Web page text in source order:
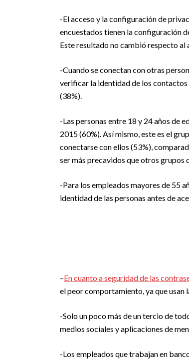
-El acceso y la configuración de
encuestados tienen la configuración
Este resultado no cambió respecto al
-Cuando se conectan con otras
verificar la identidad de los contactos
(38%).
-Las personas entre 18 y 24 años de
2015 (60%). Así mismo, este es el
conectarse con ellos (53%),
ser más precavidos que otros grupos
-Para los empleados mayores de 55
identidad de las personas antes de
–En cuanto a seguridad de las
el peor comportamiento, ya que usan
-Solo un poco más de un tercio de
medios sociales y aplicaciones de
-Los empleados que trabajan en